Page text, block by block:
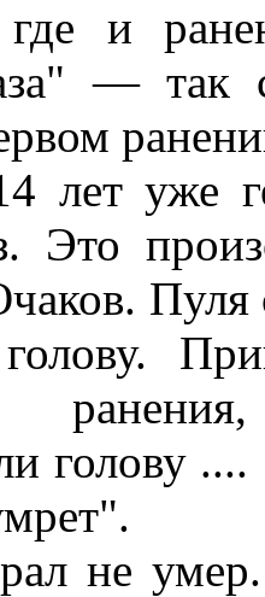
где и
— так
лет уже
Это
Пуля
голову
не